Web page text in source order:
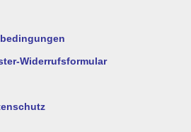
Widerrufsformular